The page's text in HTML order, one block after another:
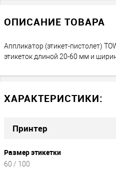
ОПИСАНИЕ ТОВАРА
Аппликатор (этикет-пистолет)
этикеток длиной 20-60 мм и
ХАРАКТЕРИСТИКИ:
Принтер
Размер этикетки
60 / 100